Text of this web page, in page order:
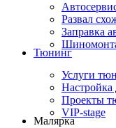
Развал
Заправка
Тюнинг
Услуги
Настройка
Проекты
VIP-stage
Малярка